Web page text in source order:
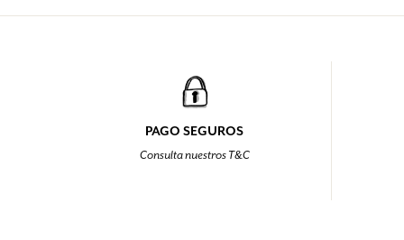
PAGO SEGUROS
Consulta nuestros T&C